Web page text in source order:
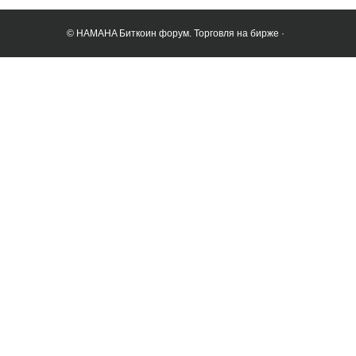
© HAMAHA Биткоин форум. Торговля на бирже ·